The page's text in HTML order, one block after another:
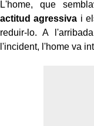
L'home, que
actitud agressiva i
reduir-lo. A
l'incident, l'home va